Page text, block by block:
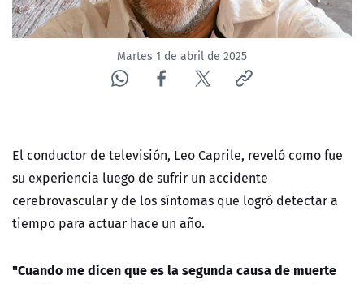
CORPORATIVO Y TRANSPARENCIA
CANAL DE DENUNCIAS
ÁREA DE PROYECTOS
Martes 1 de abril de 2025
El conductor de televisión, Leo Caprile, reveló como fue
su experiencia luego de sufrir un accidente
cerebrovascular y de los síntomas que logró detectar a
tiempo para actuar hace un año.
"Cuando me dicen que es la segunda causa de muerte